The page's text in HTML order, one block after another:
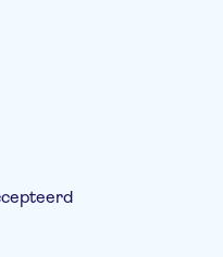
en uw tickets op te
u naar het
iconische
hart van de stad, het
als een politiek
impact van de uitbarsting
gipsafgietsels van
de dramatische
van Pompeii met 130
kun je deze